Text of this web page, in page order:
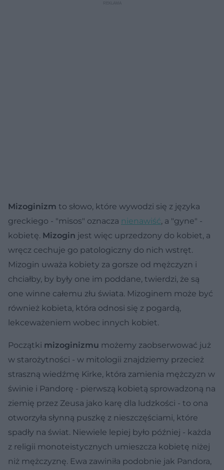
Mizoginizm to słowo, które wywodzi się z języka
greckiego - "misos" oznacza nienawiść, a "gyne" -
kobietę. Mizogin jest więc uprzedzony do kobiet, a
wręcz cechuje go patologiczny do nich wstręt.
Mizogin uważa kobiety za gorsze od mężczyzn i
chciałby, by były one im poddane, twierdzi, że są
one winne całemu złu świata. Mizoginem może być
również kobieta, która odnosi się z pogardą,
lekceważeniem wobec innych kobiet.
Początki mizoginizmu możemy zaobserwować już
w starożytności - w mitologii znajdziemy przecież
straszną wiedźmę Kirke, która zamienia mężczyzn w
świnie i Pandorę - pierwszą kobietą sprowadzoną na
ziemię przez Zeusa jako karę dla ludzkości - to ona
otworzyła słynną puszkę z nieszczęściami, które
spadły na świat. Niewiele lepiej było później - każda
z religii monoteistycznych umieszcza kobietę niżej
niż mężczyznę. Ewa zawiniła podobnie jak Pandora,